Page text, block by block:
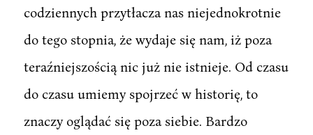
codziennych przytłacza nas niejednokrotnie
do tego stopnia, że wydaje się nam, iż poza
teraźniejszością nic już nie istnieje. Od czasu
do czasu umiemy spojrzeć w historię, to
znaczy oglądać się poza siebie. Bardzo